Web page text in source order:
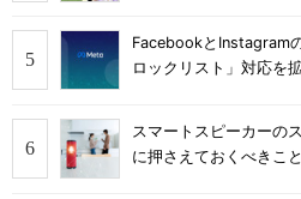
FacebookとInstagram
ロックリスト」対応を
スマートスピーカーの
に押さえておくべきこと